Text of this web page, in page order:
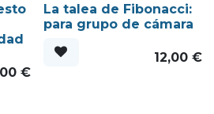
€
La talea de Fibonacci:
para grupo de cámara
12,00€